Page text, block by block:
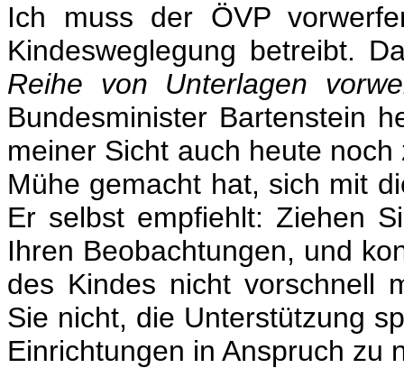
Ich muss der ÖVP
Kindesweglegung betreibt.
Reihe von Unterlagen
Bundesminister Bartenstein
meiner Sicht auch heute
Mühe gemacht hat, sich mit
Er selbst empfiehlt: Ziehen
Ihren Beobachtungen, und
des Kindes nicht vorschnell
Sie nicht, die Unterstützung
Einrichtungen in Anspruch zu